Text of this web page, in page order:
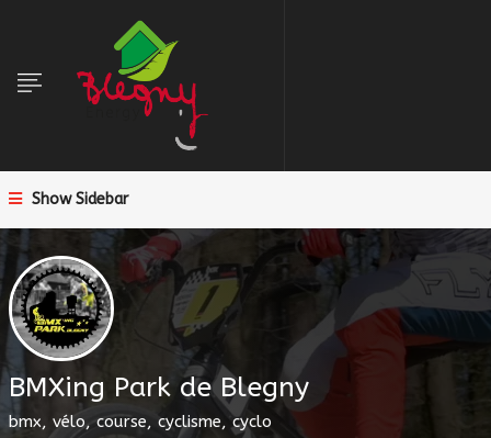
Show Sidebar
BMXing Park de Blegny
bmx, vélo, course, cyclisme, cyclo